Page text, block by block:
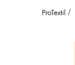
ProTextil